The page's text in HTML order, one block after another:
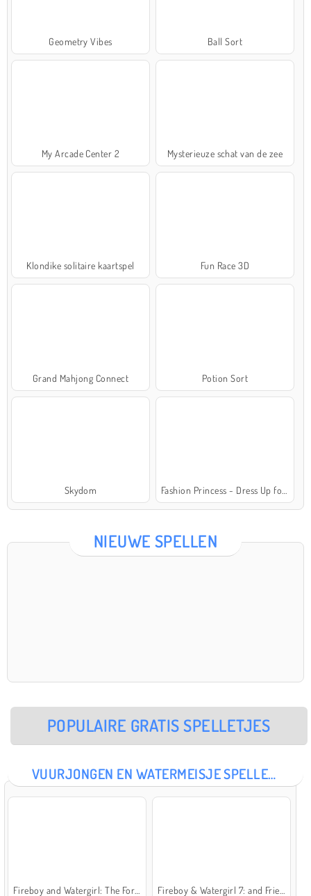
Geometry Vibes Ball Sort
My Arcade Center 2 Mysterieuze schat van de zee
Klondike solitaire kaartspel Fun Race 3D
Grand Mahjong Connect Potion Sort
Skydom
NIEUWE SPELLEN
POPULAIRE GRATIS SPELLETJES
VUURJONGEN EN WATERMEISJE SPELLETJES